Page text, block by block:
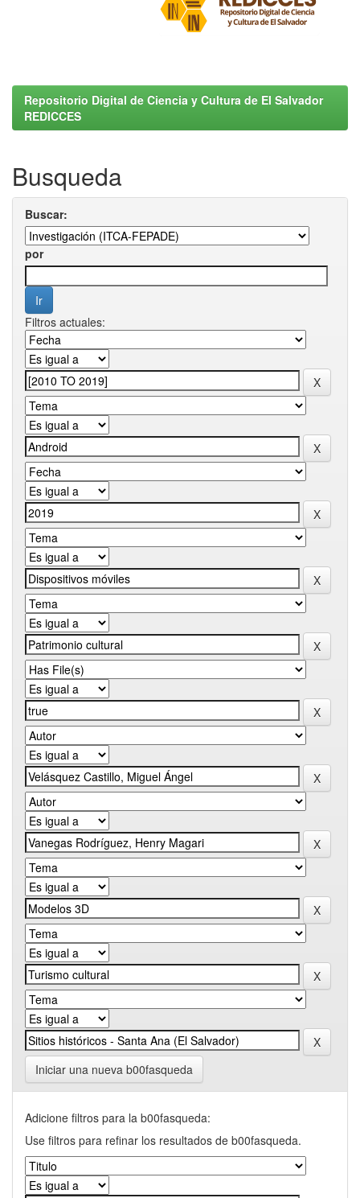
Repositorio Digital de Ciencia y Cultura de El Salvador
REDICCES
Busqueda
Buscar:
por
Filtros actuales:
Iniciar una nueva b00fasqueda
Adicione filtros para la b00fasqueda:
Use filtros para refinar los resultados de b00fasqueda.